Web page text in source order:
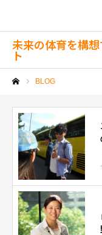
未来の体育を構
ト
BLOG